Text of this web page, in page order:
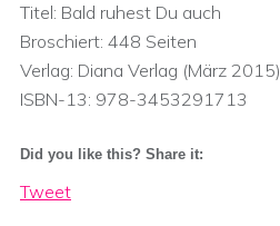
Titel: Bald ruhest Du auch
Broschiert: 448 Seiten
Verlag: Diana Verlag (März 2015)
ISBN-13: 978-3453291713
Did you like this? Share it:
Tweet